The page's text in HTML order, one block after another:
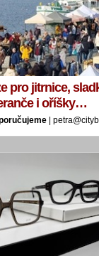
pro jitrnice,
i oříšky…
|